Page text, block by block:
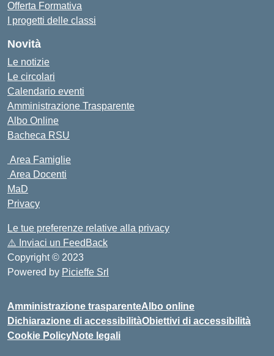
Offerta Formativa
I progetti delle classi
Novità
Le notizie
Le circolari
Calendario eventi
Amministrazione Trasparente
Albo Online
Bacheca RSU
Area Famiglie
Area Docenti
MaD
Privacy
Le tue preferenze relative alla privacy
⚠️ Inviaci un FeedBack
Copyright © 2023
Powered by Picieffe Srl
Amministrazione trasparenteAlbo online
Dichiarazione di accessibilitàObiettivi di accessibilità
Cookie PolicyNote legali